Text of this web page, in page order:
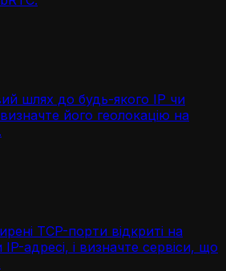
шлях до будь-якого IP чи
його геолокацію на
TCP-порти відкриті на
адресі, і визначте сервіси, що